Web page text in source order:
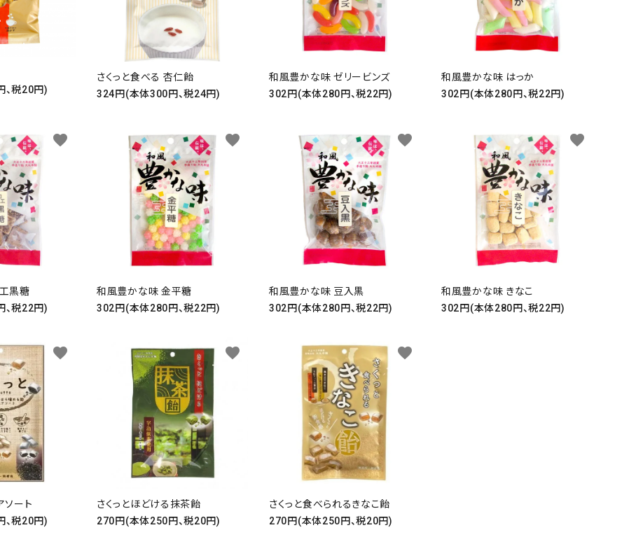
税20円)
さくっと食べる 杏仁飴
324円(本体300円、税24円)
和風豊かな味 ゼリービンズ
302円(本体280円、税22円)
和風豊かな味 はっか
302円(本体280円、税22円)
黒糖
税22円)
favorite
和風豊かな味 金平糖
302円(本体280円、税22円)
favorite
和風豊かな味 豆入黒
302円(本体280円、税22円)
favorite
和風豊かな味 きなこ
302円(本体280円、税22円)
favorite
ソート
税20円)
favorite
さくっとほどける抹茶飴
270円(本体250円、税20円)
favorite
さくっと食べられるきなこ飴
270円(本体250円、税20円)
favorite
ワード
ゴリー
close